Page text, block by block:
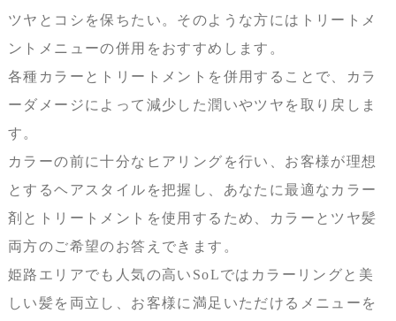
ツヤとコシを保ちたい。そのような方にはトリートメ
ントメニューの併用をおすすめします。
各種カラーとトリートメントを併用することで、カラ
ーダメージによって減少した潤いやツヤを取り戻しま
す。
カラーの前に十分なヒアリングを行い、お客様が理想
とするヘアスタイルを把握し、あなたに最適なカラー
剤とトリートメントを使用するため、カラーとツヤ髪
両方のご希望のお答えできます。
姫路エリアでも人気の高いSoLではカラーリングと美
しい髪を両立し、お客様に満足いただけるメニューを